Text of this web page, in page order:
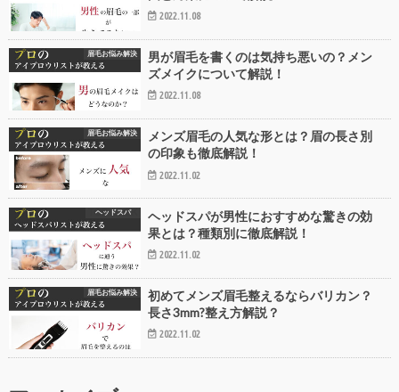
2022.11.08
眉毛お悩み解決
男が眉毛を書くのは気持ち悪いの？メン
ズメイクについて解説！
2022.11.08
眉毛お悩み解決
メンズ眉毛の人気な形とは？眉の長さ別
の印象も徹底解説！
2022.11.02
ヘッドスパ
ヘッドスパが男性におすすめな驚きの効
果とは？種類別に徹底解説！
2022.11.02
眉毛お悩み解決
初めてメンズ眉毛整えるならバリカン？
長さ3mm?整え方解説？
2022.11.02